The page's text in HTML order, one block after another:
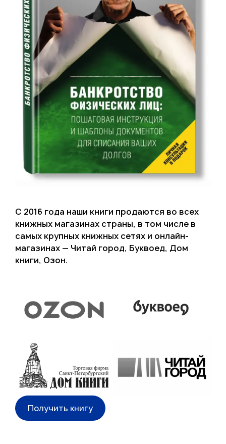
С 2016 года наши книги продаются во всех
книжных магазинах страны, в том числе в
самых крупных книжных сетях и онлайн-
магазинах — Читай город, Буквоед, Дом
книги, Озон.
Получить книгу